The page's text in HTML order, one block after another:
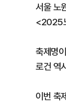
서울 노
<2025
축제명
로건 역
이번 축